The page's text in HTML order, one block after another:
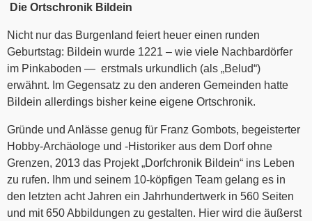
Die Ortschronik Bildein
Nicht nur das Burgenland feiert heuer einen runden
Geburtstag: Bildein wurde 1221 – wie viele Nachbardörfer
im Pinkaboden — erstmals urkundlich (als „Belud“)
erwähnt. Im Gegensatz zu den anderen Gemeinden hatte
Bildein allerdings bisher keine eigene Ortschronik.
Gründe und Anlässe genug für Franz Gombots, begeisterter
Hobby-Archäologe und -Historiker aus dem Dorf ohne
Grenzen, 2013 das Projekt „Dorfchronik Bildein“ ins Leben
zu rufen. Ihm und seinem 10-köpfigen Team gelang es in
den letzten acht Jahren ein Jahrhundertwerk in 560 Seiten
und mit 650 Abbildungen zu gestalten. Hier wird die äußerst